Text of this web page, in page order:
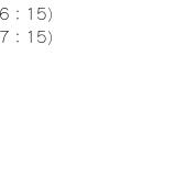
：15）
：15）